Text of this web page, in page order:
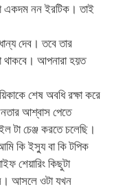
একদম নন ইরটিক। তাই
দেব। তবে তার
আপনারা হয়ত
শেষ অবধি রক্ষা করে
আশ্বাস পেতে
টা চেঞ্জ করতে চলেছি।
কি ইস্যু বা কি টপিক
শেয়ারিং কিছুটা
আসলে ওটা যখন